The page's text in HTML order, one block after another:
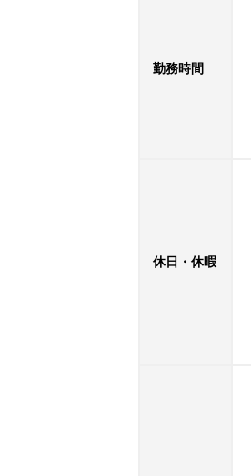
勤務時間
休日・休暇